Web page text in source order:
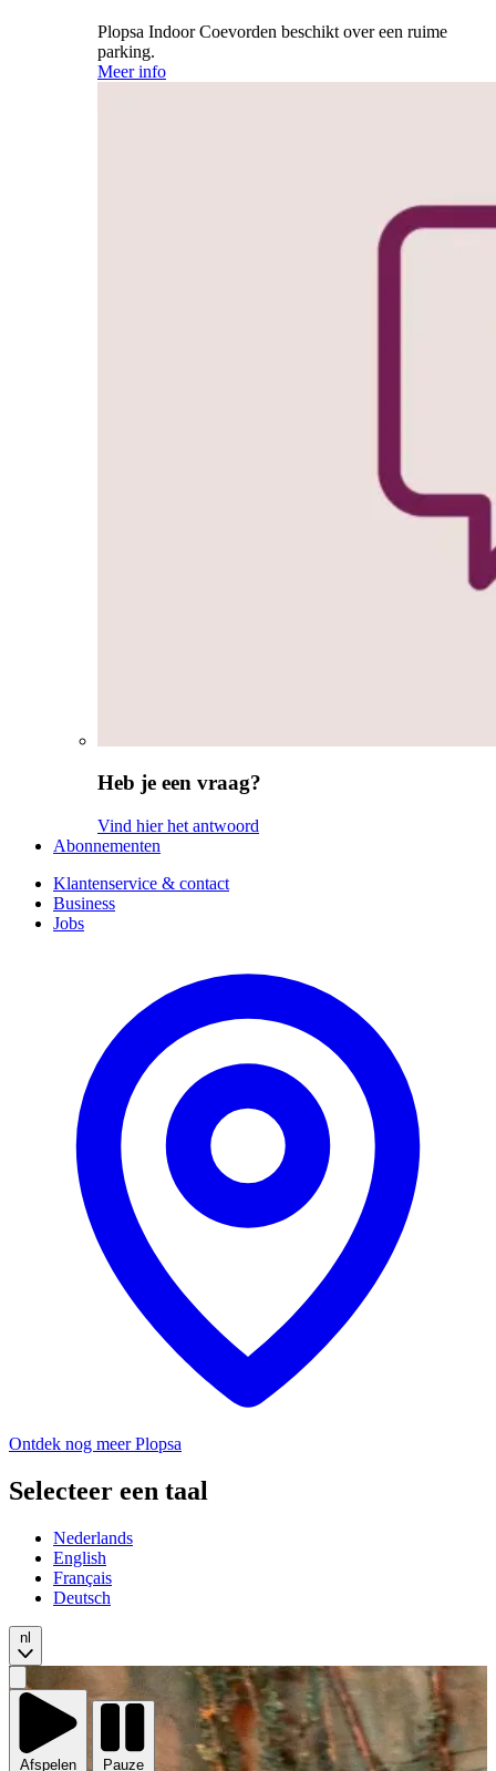
Plopsa Indoor Coevorden beschikt over een ruime
parking.
Meer info
Heb je een vraag?
Vind hier het antwoord
Abonnementen
Klantenservice & contact
Business
Jobs
Ontdek nog meer Plopsa
Selecteer een taal
Nederlands
English
Français
Deutsch
nl
Video
afspelen
Afspelen Pauze